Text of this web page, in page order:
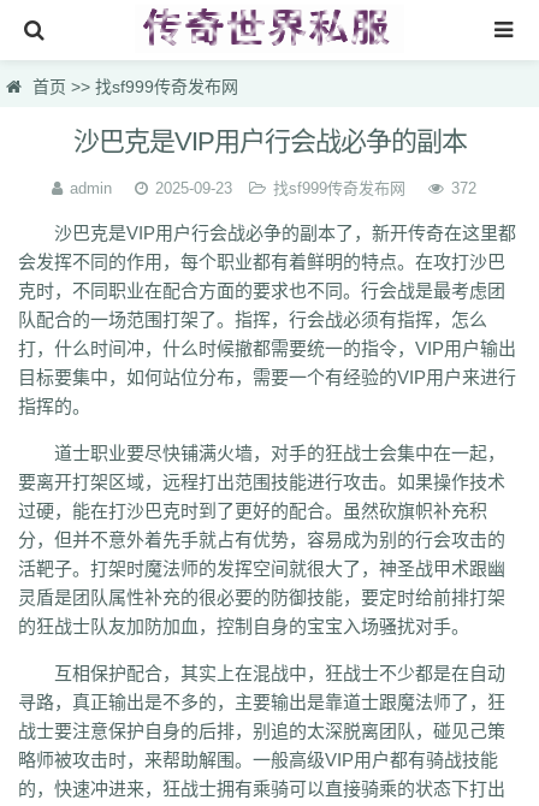
首页
找sf999传奇发布网
热门私服
新开传奇网站
刚开一秒传奇
新开传奇网站专区
首页 >> 找sf999传奇发布网
沙巴克是VIP用户行会战必争的副本
admin 2025-09-23 找sf999传奇发布网 372
沙巴克是VIP用户行会战必争的副本了，新开传奇在这里都
会发挥不同的作用，每个职业都有着鲜明的特点。在攻打沙巴
克时，不同职业在配合方面的要求也不同。行会战是最考虑团
队配合的一场范围打架了。指挥，行会战必须有指挥，怎么
打，什么时间冲，什么时候撤都需要统一的指令，VIP用户输出
目标要集中，如何站位分布，需要一个有经验的VIP用户来进行
指挥的。
道士职业要尽快铺满火墙，对手的狂战士会集中在一起，
要离开打架区域，远程打出范围技能进行攻击。如果操作技术
过硬，能在打沙巴克时到了更好的配合。虽然砍旗帜补充积
分，但并不意外着先手就占有优势，容易成为别的行会攻击的
活靶子。打架时魔法师的发挥空间就很大了，神圣战甲术跟幽
灵盾是团队属性补充的很必要的防御技能，要定时给前排打架
的狂战士队友加防加血，控制自身的宝宝入场骚扰对手。
互相保护配合，其实上在混战中，狂战士不少都是在自动
寻路，真正输出是不多的，主要输出是靠道士跟魔法师了，狂
战士要注意保护自身的后排，别追的太深脱离团队，碰见己策
略师被攻击时，来帮助解围。一般高级VIP用户都有骑战技能
的，快速冲进来，狂战士拥有乘骑可以直接骑乘的状态下打出